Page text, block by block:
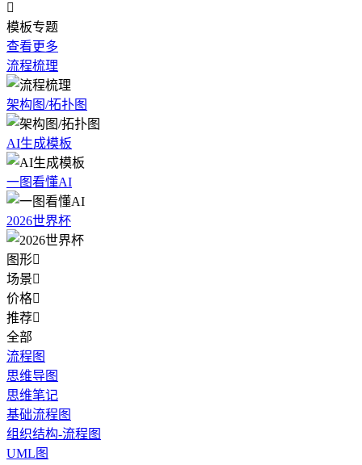

模板专题
查看更多
流程梳理
架构图/拓扑图
AI生成模板
一图看懂AI
2026世界杯
图形
场景
价格
推荐
全部
流程图
思维导图
思维笔记
基础流程图
组织结构-流程图
UML图